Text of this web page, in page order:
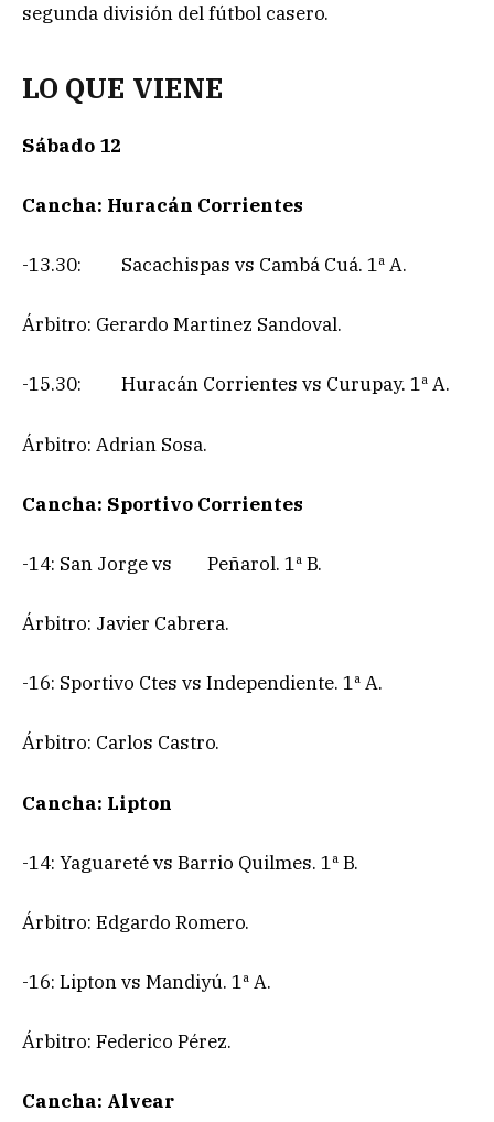
segunda división del fútbol casero.
LO QUE VIENE
Sábado 12
Cancha: Huracán Corrientes
-13.30: Sacachispas vs Cambá Cuá. 1ª A.
Árbitro: Gerardo Martinez Sandoval.
-15.30: Huracán Corrientes vs Curupay. 1ª A.
Árbitro: Adrian Sosa.
Cancha: Sportivo Corrientes
-14: San Jorge vs Peñarol. 1ª B.
Árbitro: Javier Cabrera.
-16: Sportivo Ctes vs Independiente. 1ª A.
Árbitro: Carlos Castro.
Cancha: Lipton
-14: Yaguareté vs Barrio Quilmes. 1ª B.
Árbitro: Edgardo Romero.
-16: Lipton vs Mandiyú. 1ª A.
Árbitro: Federico Pérez.
Cancha: Alvear